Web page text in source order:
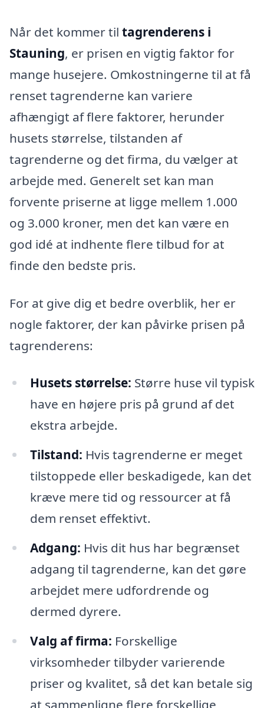
Når det kommer til tagrenderens i
Stauning, er prisen en vigtig faktor for
mange husejere. Omkostningerne til at få
renset tagrenderne kan variere
afhængigt af flere faktorer, herunder
husets størrelse, tilstanden af
tagrenderne og det firma, du vælger at
arbejde med. Generelt set kan man
forvente priserne at ligge mellem 1.000
og 3.000 kroner, men det kan være en
god idé at indhente flere tilbud for at
finde den bedste pris.
For at give dig et bedre overblik, her er
nogle faktorer, der kan påvirke prisen på
tagrenderens:
Husets størrelse: Større huse vil typisk
have en højere pris på grund af det
ekstra arbejde.
Tilstand: Hvis tagrenderne er meget
tilstoppede eller beskadigede, kan det
kræve mere tid og ressourcer at få
dem renset effektivt.
Adgang: Hvis dit hus har begrænset
adgang til tagrenderne, kan det gøre
arbejdet mere udfordrende og
dermed dyrere.
Valg af firma: Forskellige
virksomheder tilbyder varierende
priser og kvalitet, så det kan betale sig
at sammenligne flere forskellige